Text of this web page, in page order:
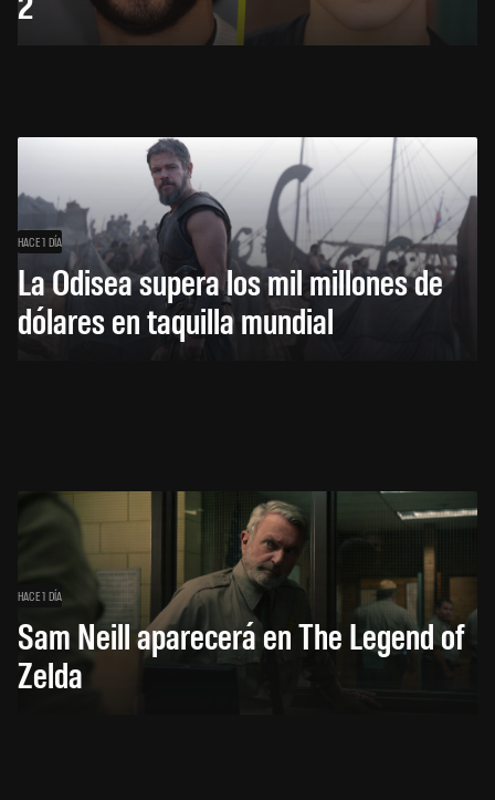
HACE 1 DÍA
La Odisea supera los mil millones de
dólares en taquilla mundial
HACE 1 DÍA
Sam Neill aparecerá en The Legend of
Zelda